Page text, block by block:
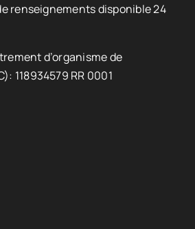
renseignements disponible 24
d’organisme de
118934579 RR 0001